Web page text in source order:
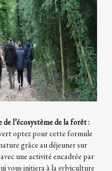
l’écosystème de la forêt :
optez pour cette formule
grâce au déjeuner sur
une activité encadrée par
vous initiera à la sylviculture